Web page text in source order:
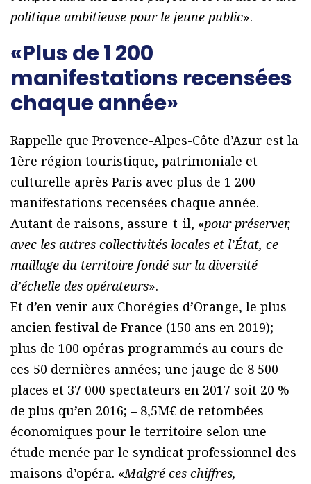
politique ambitieuse pour le jeune public».
«Plus de 1 200
manifestations recensées
chaque année»
Rappelle que Provence-Alpes-Côte d’Azur est la
1ère région touristique, patrimoniale et
culturelle après Paris avec plus de 1 200
manifestations recensées chaque année.
Autant de raisons, assure-t-il, «pour préserver,
avec les autres collectivités locales et l’État, ce
maillage du territoire fondé sur la diversité
d’échelle des opérateurs».
Et d’en venir aux Chorégies d’Orange, le plus
ancien festival de France (150 ans en 2019);
plus de 100 opéras programmés au cours de
ces 50 dernières années; une jauge de 8 500
places et 37 000 spectateurs en 2017 soit 20 %
de plus qu’en 2016; – 8,5M€ de retombées
économiques pour le territoire selon une
étude menée par le syndicat professionnel des
maisons d’opéra. «Malgré ces chiffres,